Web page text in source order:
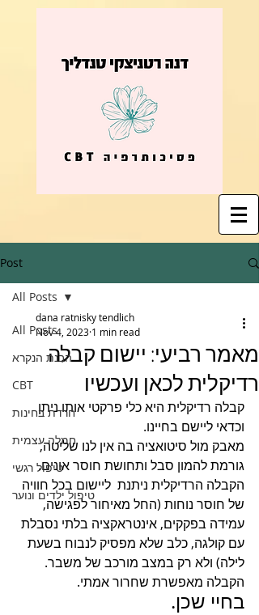
Post
All Posts
הבנת הנקרא
CBT
חרדת בחינות
חמלה עצמית
טיפול רגשי
טיפול ילדים ונוער
All Posts
מאמר רביעי: יישום קבלה
רדיקלית לכאן ועכשיו
dana ratnisky tendlich
Nov 4, 2023 1 min read
קבלה רדיקלית היא כלי פרקטי אותו ניתן
וכדאי ליישם בחיינו.
מאבק מול סיטואציה בה אין לנו שליטה,
גורמת להמון סבל ותחושת חוסר אונים.
הקבלה הרדיקלית ניתנת  ליישום בכל חוויה
של חוסר נוחות (החל מאיחור לפגישה,
עמידה בפקקים, אינטראקציה בלתי נסבלת
עם קולגה, כלב שלא מפסיק לנבוח בשעת
לילה) ולא רק במצב מורכב של משבר.
הקבלה מאפשרת שחרור אמתי.
בחיי שכן.